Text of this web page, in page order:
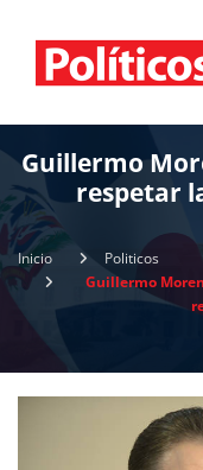
Guillermo
respetar
Inicio
Politicos
Guillermo